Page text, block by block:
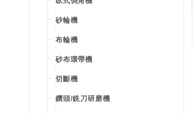
砂輪機
布輪機
砂布環帶機
切斷機
鑽頭/銑刀研磨機